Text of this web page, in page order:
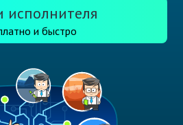
исполнителя
и быстро